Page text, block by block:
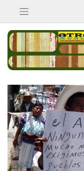
contenido